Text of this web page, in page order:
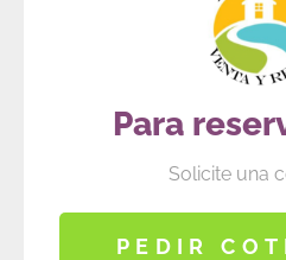
Para
Solicite una
PEDIR